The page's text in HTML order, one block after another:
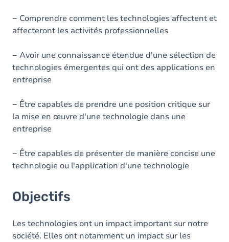
− Comprendre comment les technologies affectent et
affecteront les activités professionnelles
− Avoir une connaissance étendue d'une sélection de
technologies émergentes qui ont des applications en
entreprise
− Être capables de prendre une position critique sur
la mise en œuvre d'une technologie dans une
entreprise
− Être capables de présenter de manière concise une
technologie ou l'application d'une technologie
Objectifs
Les technologies ont un impact important sur notre
société. Elles ont notamment un impact sur les